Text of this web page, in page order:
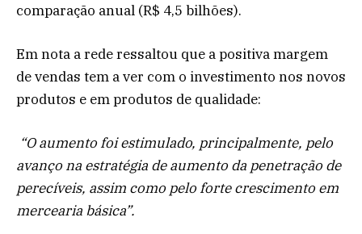
comparação anual (R$ 4,5 bilhões).
Em nota a rede ressaltou que a positiva margem
de vendas tem a ver com o investimento nos novos
produtos e em produtos de qualidade:
“O aumento foi estimulado, principalmente, pelo
avanço na estratégia de aumento da penetração de
perecíveis, assim como pelo forte crescimento em
mercearia básica”.